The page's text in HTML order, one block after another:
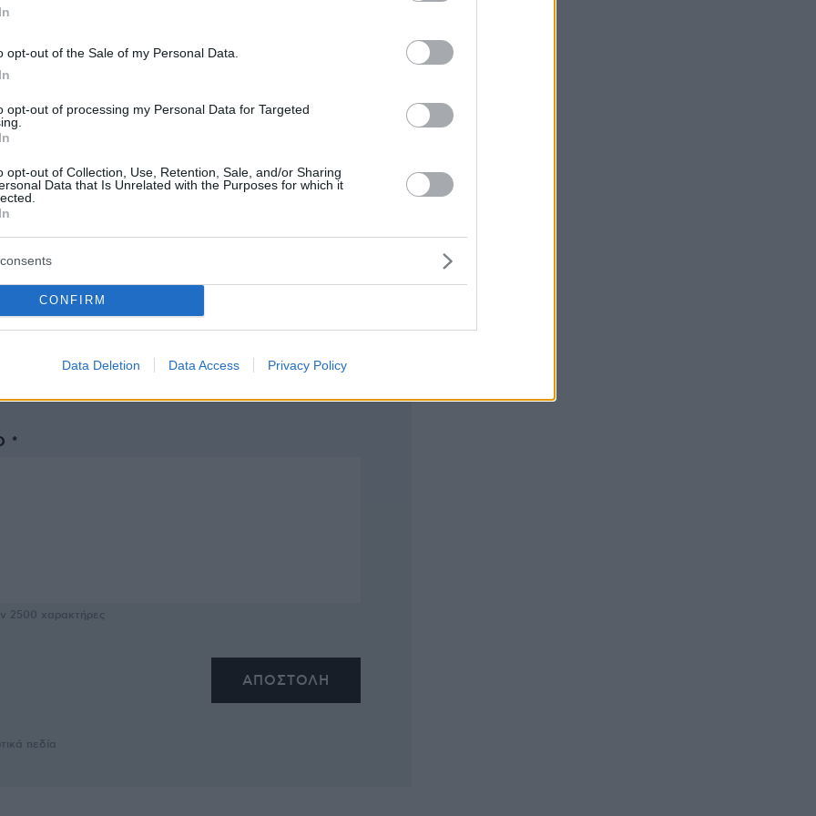
opt-out of the Sale of my Personal Data.
opt-out of processing my Personal Data for Targeted
opt-out of Collection, Use, Retention, Sale, and/or Sharing
Data that Is Unrelated with the Purposes for which it
CONFIRM
Data Deletion Data Access Privacy Policy
στοProtothema.gr
ΠΡΟΣΘΗΚΗ ΣΧΟΛΙΟΥ
ΣΧΟΛΙΟΥ
*
2500 χαρακτήρες
πεδία